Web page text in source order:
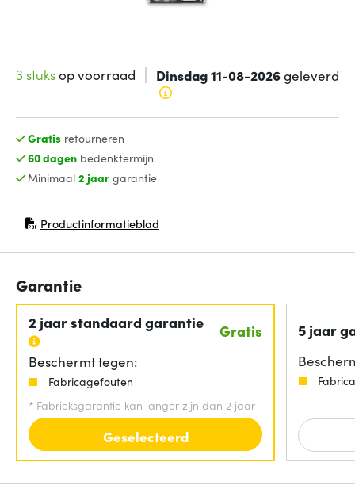
3 stuksop voorraad Dinsdag 11-08-2026geleverd
Gratis retourneren
60 dagenbedenktermijn
Minimaal 2 jaargarantie
Productinformatieblad
(opent in nieuw venster)
Garantie
2 jaar standaard garantie Gratis
Beschermt tegen:
Fabricagefouten
* Fabrieksgarantie kan langer zijn dan 2 jaar
Geselecteerd
5 jaar